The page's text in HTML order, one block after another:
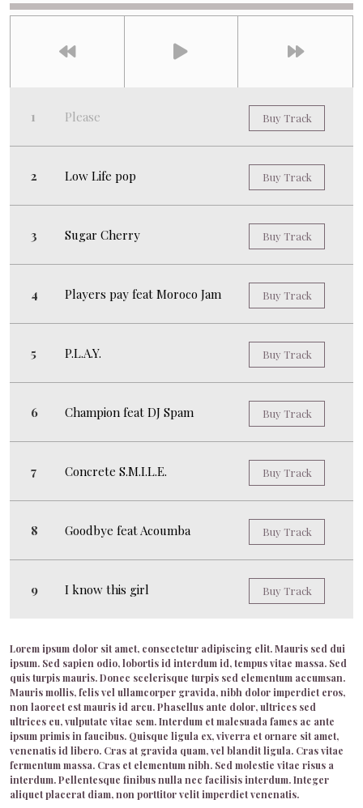
Buy Track
Please
Buy Track
Low Life pop
Buy Track
Sugar Cherry
Buy Track
Players pay feat Moroco Jam
Buy Track
P.L.A.Y.
Buy Track
Champion feat DJ Spam
Buy Track
Concrete S.M.I.L.E.
Buy Track
Goodbye feat Acoumba
Buy Track
I know this girl
Lorem ipsum dolor sit amet, consectetur adipiscing elit. Mauris sed dui
ipsum. Sed sapien odio, lobortis id interdum id, tempus vitae massa. Sed
quis turpis mauris. Donec scelerisque turpis sed elementum accumsan.
Mauris mollis, felis vel ullamcorper gravida, nibh dolor imperdiet eros,
non laoreet est mauris id arcu. Phasellus ante dolor, ultrices sed
ultrices eu, vulputate vitae sem. Interdum et malesuada fames ac ante
ipsum primis in faucibus. Quisque ligula ex, viverra et ornare sit amet,
venenatis id libero. Cras at gravida quam, vel blandit ligula. Cras vitae
fermentum massa. Cras et elementum nibh. Sed molestie vitae risus a
interdum. Pellentesque finibus nulla nec facilisis interdum. Integer
aliquet placerat diam, non porttitor velit imperdiet venenatis.